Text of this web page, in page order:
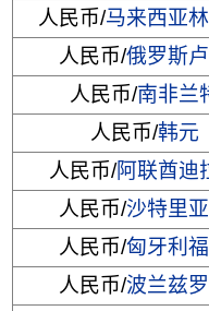
人民币/马来西亚
人民币/俄罗斯
人民币/南非兰
人民币/韩元
人民币/阿联酋迪
人民币/沙特里
人民币/匈牙利
人民币/波兰兹